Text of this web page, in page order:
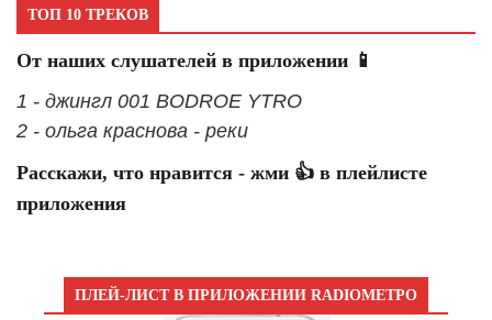
ТОП 10 ТРЕКОВ
От наших слушателей в приложении 📱
1 - джингл 001 BODROE YTRO
2 - ольга краснова - реки
Расскажи, что нравится - жми 👍 в плейлисте
приложения
ПЛЕЙ-ЛИСТ В ПРИЛОЖЕНИИ RADIOМЕТРО